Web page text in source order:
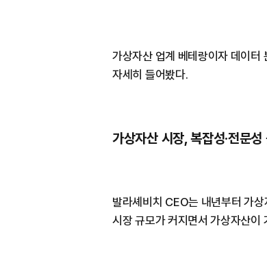
가상자산 업계 베테랑이자 데이터
자세히 들어봤다.
가상자산 시장, 복잡성·전문성
발라셰비치 CEO는 내년부터 가
시장 규모가 커지면서 가상자산이